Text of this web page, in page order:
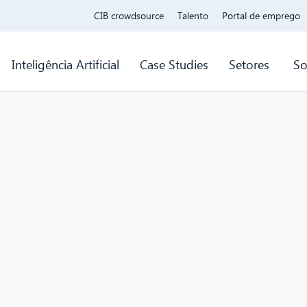
CIB crowdsource Talento Portal de emprego
Inteligência Artificial Case Studies Setores